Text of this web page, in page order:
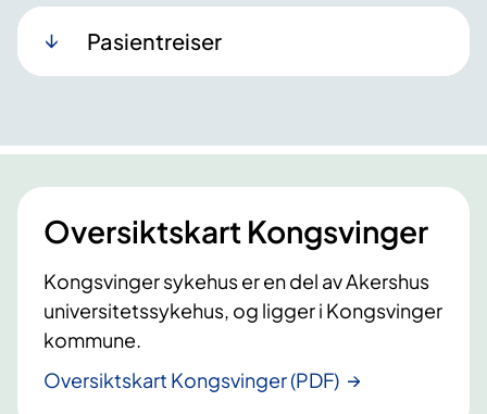
Pasientreiser
Oversiktskart Kongsvinger
Kongsvinger sykehus er en del av Akershus
universitetssykehus, og ligger i Kongsvinger
kommune.
Oversiktskart Kongsvinger (PDF)